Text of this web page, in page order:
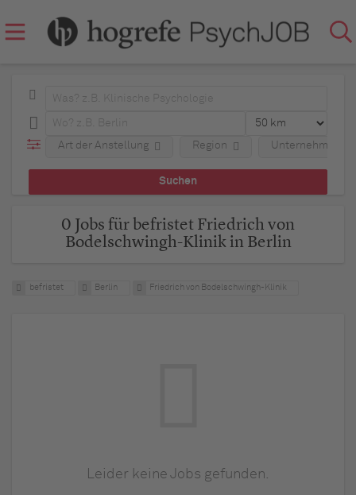
Art der Anstellung Region Unternehmen
0 Jobs für befristet Friedrich von
Bodelschwingh-Klinik in Berlin
befristet Berlin Friedrich von Bodelschwingh-Klinik
Leider keine Jobs gefunden.